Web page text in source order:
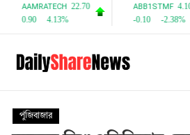
পুঁজিবাজার